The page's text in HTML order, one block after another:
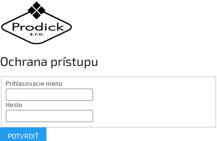
Ochrana prístupu
Prihlasovacie meno
Heslo
POTVRDIŤ